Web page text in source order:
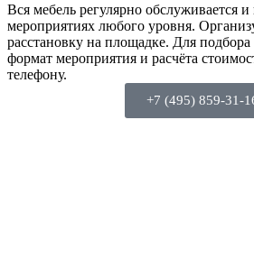
Вся мебель регулярно обслуживается
мероприятиях любого уровня.
расстановку на площадке. Для
формат мероприятия и расчёта
телефону.
+7 (495) 859-31-